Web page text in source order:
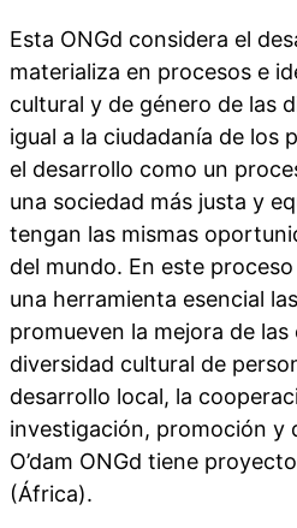
Esta ONGd considera el
materializa en procesos e
cultural y de género de las
igual a la ciudadanía de los
el desarrollo como un
una sociedad más justa y
tengan las mismas
del mundo. En este
una herramienta esencial
promueven la mejora de
diversidad cultural de
desarrollo local, la
investigación, promoción y
O’dam ONGd tiene
(África).